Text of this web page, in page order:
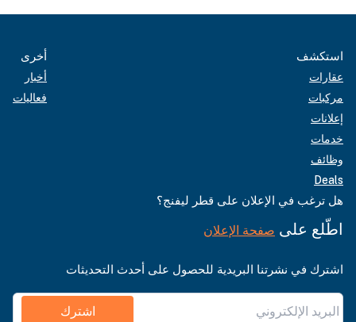
استكشف
عقارات
مركبات
إعلانات
خدمات
وظائف
Deals
أخرى
أخبار
فعاليات
هل ترغب في الإعلان على قطر ليفنج؟
اطّلع على صفحة الإعلان
اشترك في نشرتنا البريدية للحصول على أحدث التحديثات
اشترك